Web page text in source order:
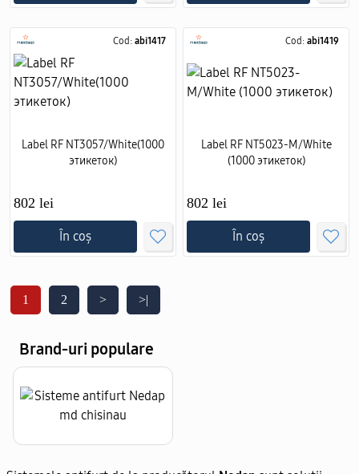
Cod: abi1417
Label RF NT3057/White(1000
этикеток)
802 lei
În coș
Cod: abi1419
Label RF NT5023-M/White
(1000 этикеток)
802 lei
În coș
1 2 > >|
Brand-uri populare